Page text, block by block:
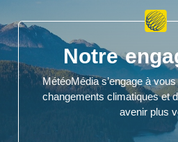
Notre
MétéoMédia s’engage à
changements climatiques et
avenir plus